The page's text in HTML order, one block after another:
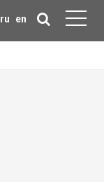
ru en